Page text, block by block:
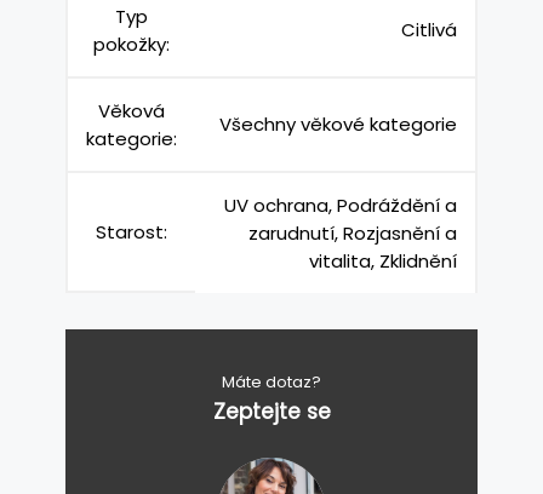
Typ
pokožky:
Citlivá
Věková
kategorie:
Všechny věkové kategorie
Starost:
UV ochrana, Podráždění a
zarudnutí, Rozjasnění a
vitalita, Zklidnění
Máte dotaz?
Zeptejte se